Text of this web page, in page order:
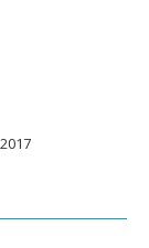
2017